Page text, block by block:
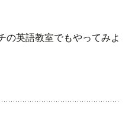
の英語教室でもやってみよ